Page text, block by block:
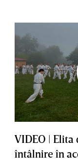
VIDEO | Elita
întâlnire în